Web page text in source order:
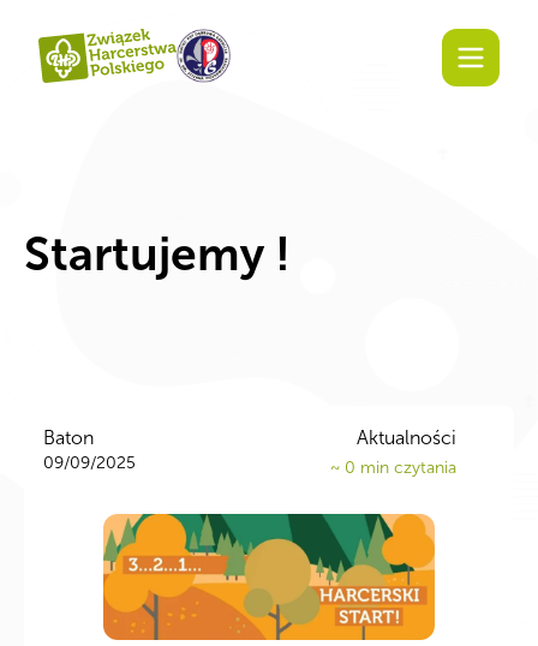
Startujemy !
Baton
09/09/2025
Aktualności
~ 0 min czytania